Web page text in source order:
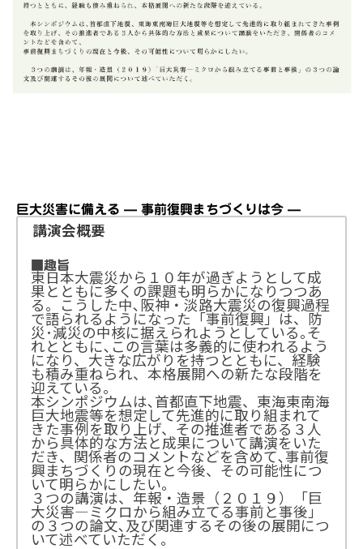
巨大災害に備える — 事前復興まちづくりは今 —
講演会概要
■趣旨
東日本大震災から１０年が過ぎようとして成
果とともに多くの課題も明らかになりつつあ
る。こうした中､阪神・淡路大震災の復興過程
で語られるようになった「事前復興」は、防
災･減災の中核に据えられようとしている｡そ
れとともに､この言葉は多義的に使われるよう
になり、大きな広がりを持つとともに、経験
も積み重ねられ、本格展開への新たな段階を
迎えている。
本シンポジウムは､首都直下地震、東海東南海
巨大地震等を想定して先進的に取り組まれて
きた事例を取り上げ、その推進者である３人
から具体的な方法と成果について講演をいた
だき、関係者のコメントなどを含めて､事前復
興まちづくりの現在と今後、その可能性につ
いて明らかにしたい。
３つの講演は、年報・造景（２０１９）「巨
大災害―ミクロから組み立てる事前と事後」
の３つの論文､及び関連するその後の展開につ
いて述べていただく。